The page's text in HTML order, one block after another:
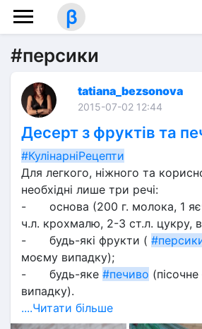
β
#персики
tatiana_bezsonova
2015-07-02 12:44
Десерт з фруктів та
#КулінарніРецепти
Для легкого, ніжного та
необхідні лише три речі:
-	основа (200 г. молока, 1 яєчний жовток, 1
ч.л. крохмалю, 2-3 ст.л. цукру,
-	будь-які фрукти (
моєму випадку);
-	будь-яке #печиво
випадку).
....Читати більше